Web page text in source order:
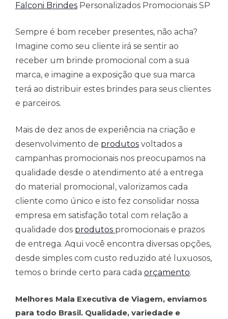
Falconi Brindes Personalizados Promocionais SP
Sempre é bom receber presentes, não acha?
Imagine como seu cliente irá se sentir ao
receber um brinde promocional com a sua
marca, e imagine a exposição que sua marca
terá ao distribuir estes brindes para seus clientes
e parceiros.
Mais de dez anos de experiência na criação e
desenvolvimento de produtos voltados a
campanhas promocionais nos preocupamos na
qualidade desde o atendimento até a entrega
do material promocional, valorizamos cada
cliente como único e isto fez consolidar nossa
empresa em satisfação total com relação a
qualidade dos produtos promocionais e prazos
de entrega. Aqui você encontra diversas opções,
desde simples com custo reduzido até luxuosos,
temos o brinde certo para cada orçamento.
Melhores Mala Executiva de Viagem, enviamos
para todo Brasil. Qualidade, variedade e